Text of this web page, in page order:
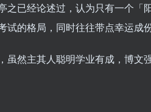
之已经论述过，认为只有一个
的格局，同时往往带点幸运成份
虽然主其人聪明学业有成，博